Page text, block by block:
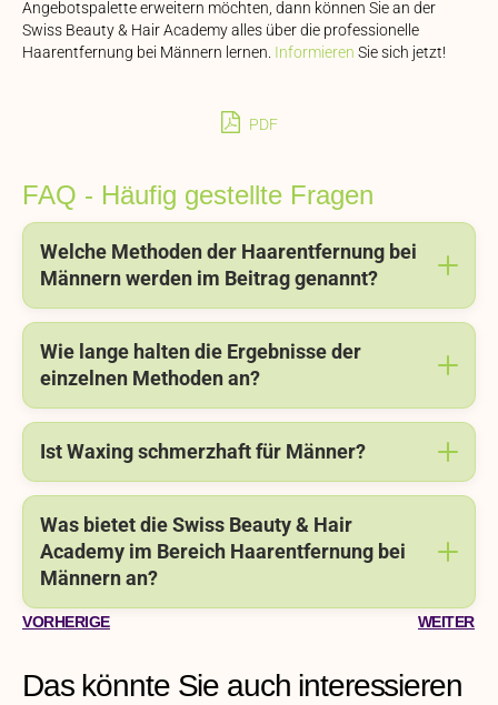
Angebotspalette erweitern möchten, dann können Sie an der
Swiss Beauty & Hair Academy alles über die professionelle
Haarentfernung bei Männern lernen. Informieren Sie sich jetzt!
PDF
FAQ - Häufig gestellte Fragen
Welche Methoden der Haarentfernung bei
Männern werden im Beitrag genannt?
Wie lange halten die Ergebnisse der
einzelnen Methoden an?
Ist Waxing schmerzhaft für Männer?
Was bietet die Swiss Beauty & Hair
Academy im Bereich Haarentfernung bei
Männern an?
VORHERIGE WEITER
Das könnte Sie auch interessieren